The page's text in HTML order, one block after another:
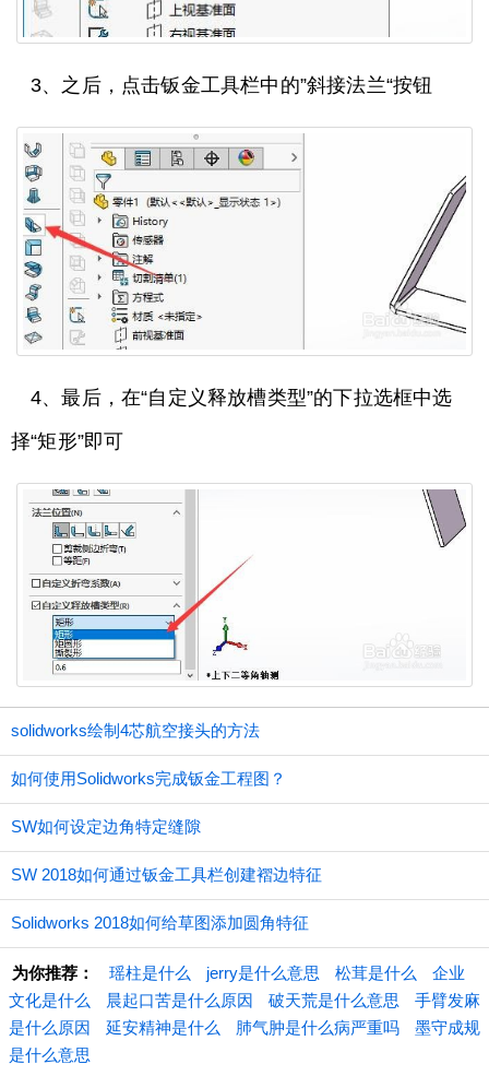
3、之后，点击钣金工具栏中的”斜接法兰“按钮
4、最后，在“自定义释放槽类型”的下拉选框中选
择“矩形”即可
solidworks绘制4芯航空接头的方法
如何使用Solidworks完成钣金工程图？
SW如何设定边角特定缝隙
SW 2018如何通过钣金工具栏创建褶边特征
Solidworks 2018如何给草图添加圆角特征
为你推荐： 瑶柱是什么 jerry是什么意思 松茸是什么
企业
文化是什么
晨起口苦是什么原因 破天荒是什么意思
手臂发麻
是什么原因
延安精神是什么 肺气肿是什么病严重吗
墨守成规
是什么意思